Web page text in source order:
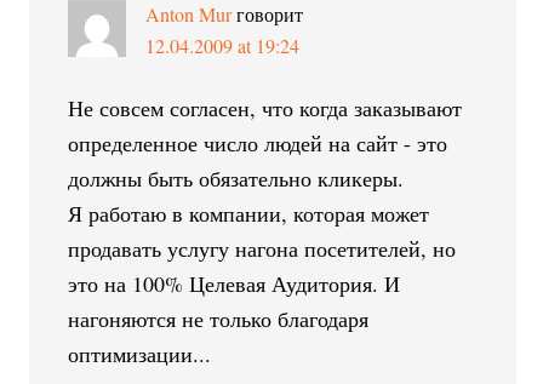
Anton Murговорит
12.04.2009 at 19:24
Не совсем согласен, что когда заказывают
определенное число людей на сайт - это
должны быть обязательно кликеры.
Я работаю в компании, которая может
продавать услугу нагона посетителей, но
это на 100% Целевая Аудитория. И
нагоняются не только благодаря
оптимизации...